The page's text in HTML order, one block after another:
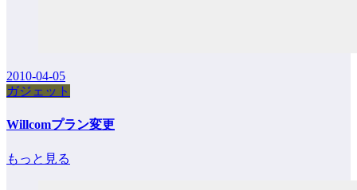
2010-04-05
ガジェット
Willcomプラン変更
もっと見る